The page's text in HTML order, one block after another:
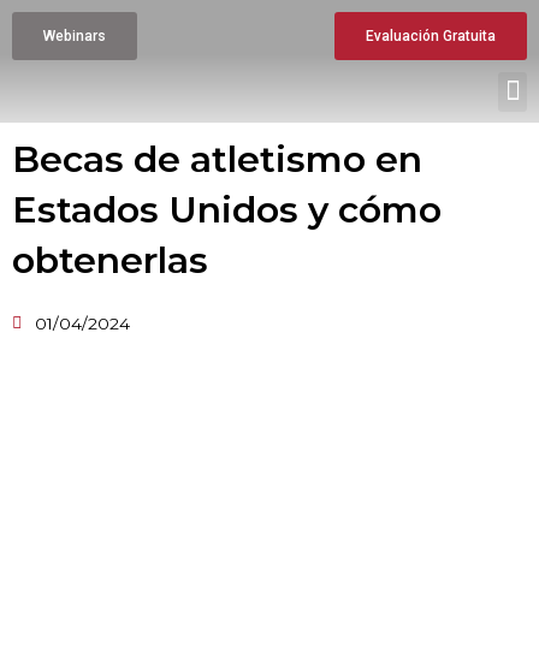
contenido
Webinars Evaluación Gratuita
Becas de atletismo en
Estados Unidos y cómo
obtenerlas
01/04/2024